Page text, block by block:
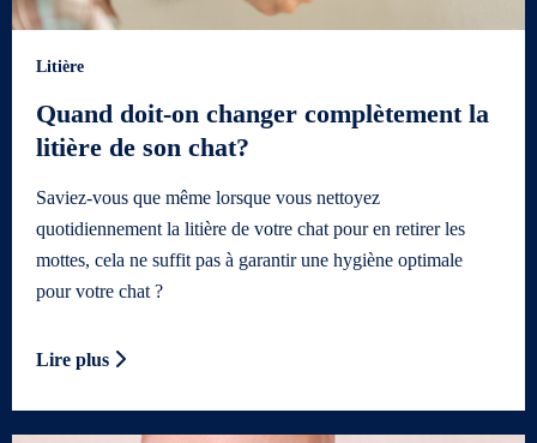
Litière
Quand doit-on changer complètement la
litière de son chat?
Saviez-vous que même lorsque vous nettoyez
quotidiennement la litière de votre chat pour en retirer les
mottes, cela ne suffit pas à garantir une hygiène optimale
pour votre chat ?
Lire plus